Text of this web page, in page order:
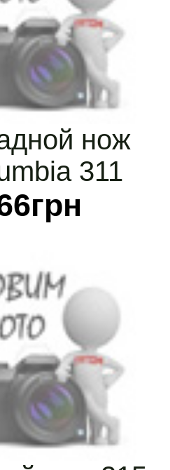
грн
нож
311